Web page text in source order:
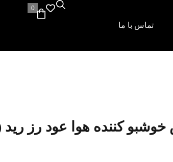
تماس با ما
0